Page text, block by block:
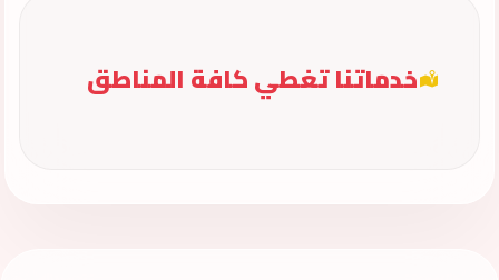
خدماتنا تغطي كافة المناطق